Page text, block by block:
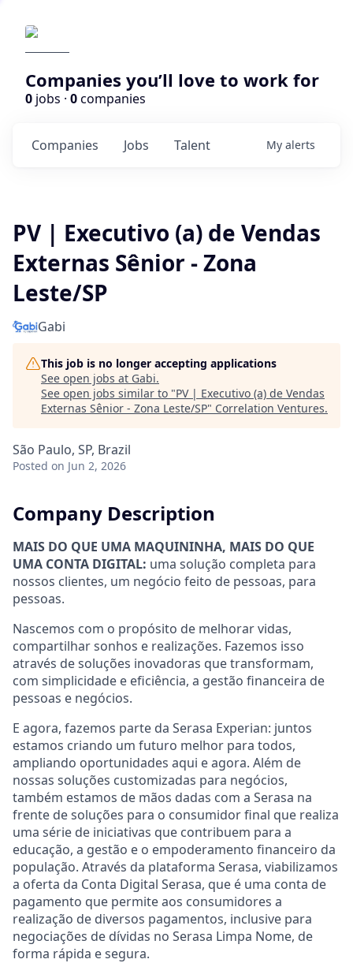
Companies you’ll love to work for
0 jobs · 0companies
Jobs
Companies Talent My alerts
PV | Executivo (a) de Vendas
Externas Sênior - Zona
Leste/SP
Gabi
This job is no longer accepting applications
See open jobs at Gabi.
See open jobs similar to "PV | Executivo (a) de Vendas
Externas Sênior - Zona Leste/SP" Correlation Ventures.
São Paulo, SP, Brazil
Posted on Jun 2, 2026
Company Description
MAIS DO QUE UMA MAQUININHA, MAIS DO QUE
UMA CONTA DIGITAL: uma solução completa para
nossos clientes, um negócio feito de pessoas, para
pessoas.
Nascemos com o propósito de melhorar vidas,
compartilhar sonhos e realizações. Fazemos isso
através de soluções inovadoras que transformam,
com simplicidade e eficiência, a gestão financeira de
pessoas e negócios.
E agora, fazemos parte da Serasa Experian: juntos
estamos criando um futuro melhor para todos,
ampliando oportunidades aqui e agora. Além de
nossas soluções customizadas para negócios,
também estamos de mãos dadas com a Serasa na
frente de soluções para o consumidor final que realiza
uma série de iniciativas que contribuem para a
educação, a gestão e o empoderamento financeiro da
população. Através da plataforma Serasa, viabilizamos
a oferta da Conta Digital Serasa, que é uma conta de
pagamento que permite aos consumidores a
realização de diversos pagamentos, inclusive para
negociações de dívidas no Serasa Limpa Nome, de
forma rápida e segura.